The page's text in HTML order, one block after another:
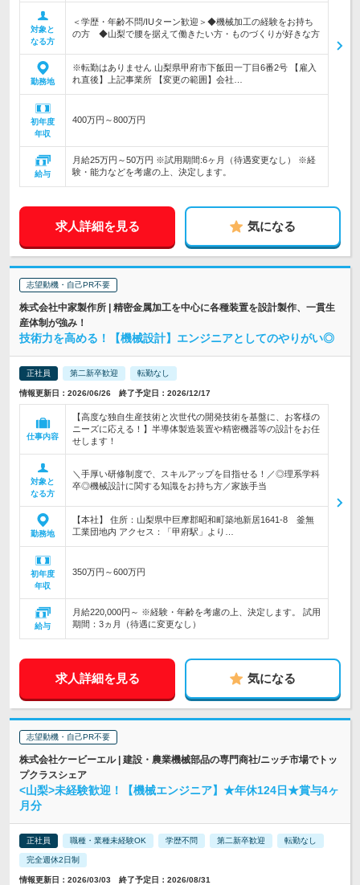
対象と
なる方
＜学歴・年齢不問/IUターン歓迎＞◆機械加工の経験をお持ち
の方 ◆山梨で腰を据えて働きたい方・ものづくりが好きな方
勤務地
※転勤はありません 山梨県甲府市下飯田一丁目6番2号 【雇入
れ直後】上記事業所 【変更の範囲】会社…
初年度
年収
400万円～800万円
給与
月給25万円～50万円 ※試用期間:6ヶ月（待遇変更なし） ※経
験・能力などを考慮の上、決定します。
求人詳細を見る 気になる
志望動機・自己PR不要
株式会社中家製作所 | 精密金属加工を中心に各種装置を設計製作、一貫生
産体制が強み！
技術力を高める！【機械設計】エンジニアとしてのやりがい◎
正社員 第二新卒歓迎 転勤なし
情報更新日：2026/06/26 終了予定日：2026/12/17
仕事内容
【高度な独自生産技術と次世代の開発技術を基盤に、お客様の
ニーズに応える！】半導体製造装置や精密機器等の設計をお任
せします！
対象と
なる方
＼手厚い研修制度で、スキルアップを目指せる！／◎理系学科
卒◎機械設計に関する知識をお持ち方／家族手当
勤務地
【本社】 住所：山梨県中巨摩郡昭和町築地新居1641-8 釜無
工業団地内 アクセス：「甲府駅」より…
初年度
年収
350万円～600万円
給与
月給220,000円～ ※経験・年齢を考慮の上、決定します。 試用
期間：3ヵ月（待遇に変更なし）
求人詳細を見る 気になる
志望動機・自己PR不要
株式会社ケービーエル | 建設・農業機械部品の専門商社/ニッチ市場でトッ
プクラスシェア
<山梨>未経験歓迎！【機械エンジニア】★年休124日★賞与4ヶ
月分
正社員 職種・業種未経験OK 学歴不問 第二新卒歓迎 転勤なし
完全週休2日制
情報更新日：2026/03/03 終了予定日：2026/08/31